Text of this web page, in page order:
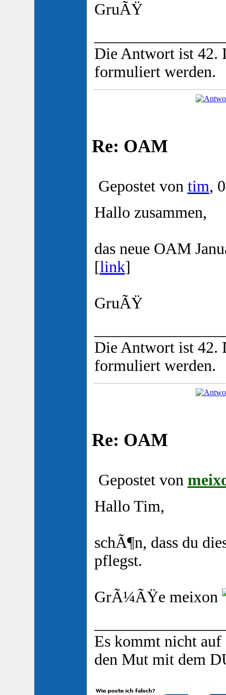
GruÃŸ
Die Antwort ist 42.
formuliert werden.
Re: OAM
Gepostet von tim,
Hallo zusammen,
das neue OAM
[link]
GruÃŸ
Die Antwort ist 42.
formuliert werden.
Re: OAM
Gepostet von
Hallo Tim,
schÃ¶n, dass du
pflegst.
GrÃ¼ÃŸe meixon
Es kommt nicht auf
den Mut mit dem